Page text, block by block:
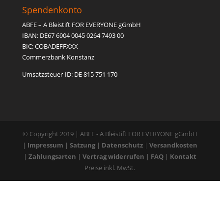
Spendenkonto
ABFE – A Bleistift FOR EVERYONE gGmbH
IBAN: DE67 6904 0045 0264 7493 00
BIC: COBADEFFXXX
Commerzbank Konstanz
Umsatzsteuer-ID: DE 815 751 170
© Copyright 2019 | ABFE - A Bleistift FOR EVERYONE gGmbH
| Impressum | Satzung| Datenschutz| Versandkosten
| Zahlungsarten | Vertrag widerrufen | FAQ| Kontakt
Preise inkl. MwSt.